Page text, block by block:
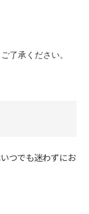
了承ください。
つでも迷わずにお